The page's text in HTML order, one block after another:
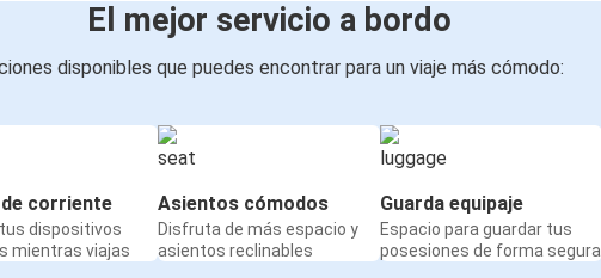
El mejor servicio a bordo
disponibles que puedes encontrar para un viaje más cómodo:
corriente
dispositivos
mientras viajas
Asientos cómodos
Disfruta de más espacio y
asientos reclinables
Guarda equipaje
Espacio para guardar tus
posesiones de forma segura